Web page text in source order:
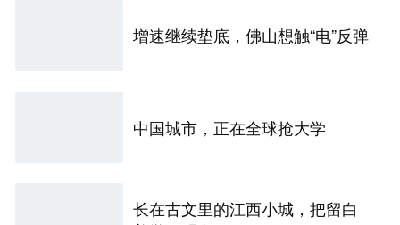
增速继续垫底，佛山想触“电”反弹
中国城市，正在全球抢大学
长在古文里的江西小城，把留白